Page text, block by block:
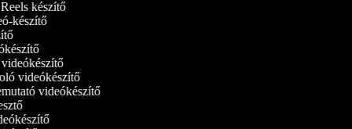
Reels készítő
készítő
videókészítő
videókészítő
videókészítő